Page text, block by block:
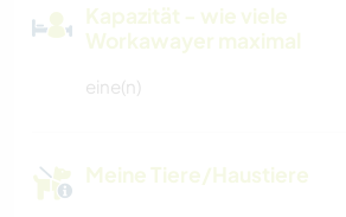
Kapazität - wie viele
Workawayer maximal
eine(n)
Meine Tiere/Haustiere